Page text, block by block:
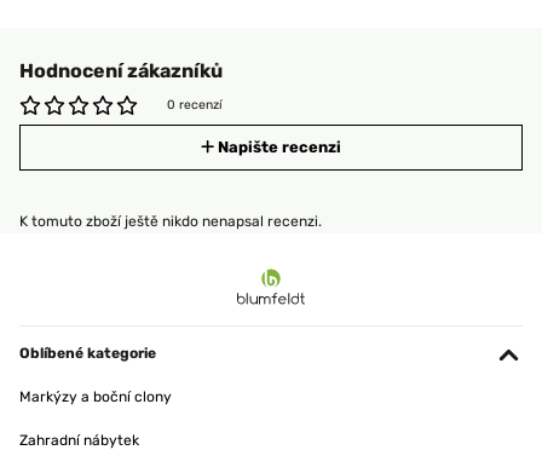
Hodnocení zákazníků
0 recenzí
Napište recenzi
K tomuto zboží ještě nikdo nenapsal recenzi.
Oblíbené kategorie
Markýzy a boční clony
Zahradní nábytek